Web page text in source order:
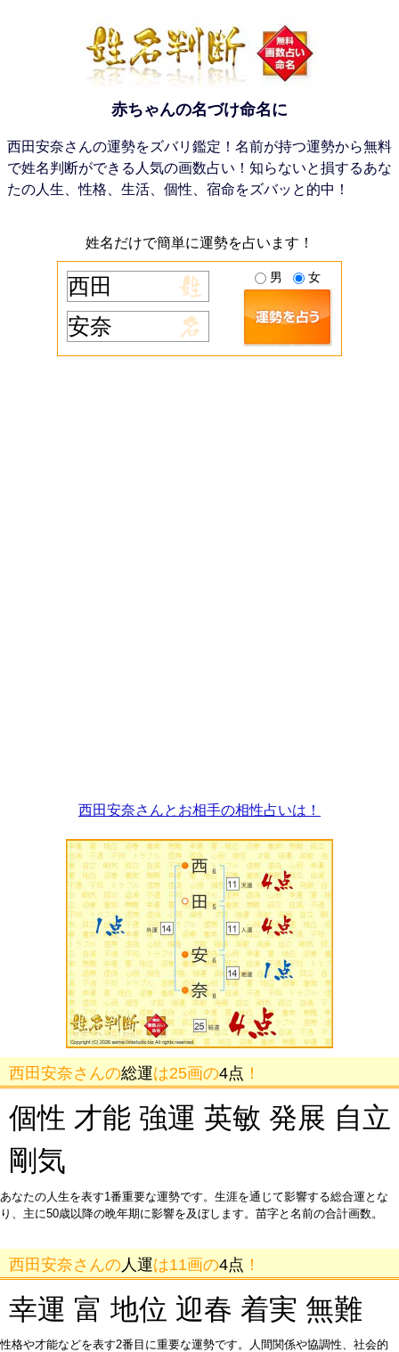
赤ちゃんの名づけ命名に
西田安奈さんの運勢をズバリ鑑定！名前が持つ運勢から無料
で姓名判断ができる人気の画数占い！知らないと損するあな
たの人生、性格、生活、個性、宿命をズバッと的中！
姓名だけで簡単に運勢を占います！
男 女
西田安奈さんとお相手の相性占いは！
西田安奈さんの総運は25画の4点 ！
個性 才能 強運 英敏 発展 自立
剛気
あなたの人生を表す1番重要な運勢です。生涯を通じて影響する総合運とな
り、主に50歳以降の晩年期に影響を及ぼします。苗字と名前の合計画数。
西田安奈さんの 人運は11画の4点 ！
幸運 富 地位 迎春 着実 無難
性格や才能などを表す2番目に重要な運勢です。人間関係や協調性、社会的